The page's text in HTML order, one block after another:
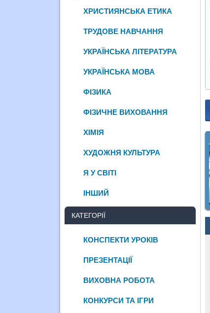
ХРИСТИЯНСЬКА ЕТИКА
ТРУДОВЕ НАВЧАННЯ
УКРАЇНСЬКА ЛІТЕРАТУРА
УКРАЇНСЬКА МОВА
ФІЗИКА
ФІЗИЧНЕ ВИХОВАННЯ
ХІМІЯ
ХУДОЖНЯ КУЛЬТУРА
Я У СВІТІ
ІНШИЙ
КАТЕГОРІЇ
КОНСПЕКТИ УРОКІВ
ПРЕЗЕНТАЦІЇ
ВИХОВНА РОБОТА
КОНКУРСИ ТА ІГРИ